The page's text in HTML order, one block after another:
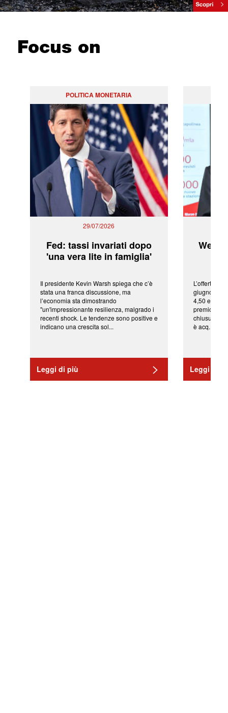
Focus on
POLITICA MONETARIA
29/07/2026
Fed: tassi invariati dopo
'una vera lite in famiglia'
Il presidente Kevin Warsh spiega che c’è
stata una franca discussione, ma
l’economia sta dimostrando
"un'impressionante resilienza, malgrado i
recenti shock. Le tendenze sono positive e
indicano una crescita sol...
Leggi di più
L’offerta
giugno da
4,50 euro
premio di
chiusura
è acq...
Leggi di